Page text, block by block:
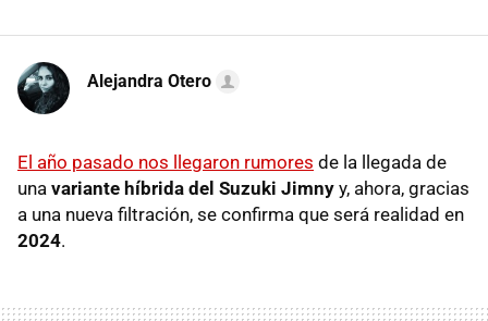
Alejandra Otero
El año pasado nos llegaron rumores de la llegada de
una variante híbrida del Suzuki Jimny y, ahora, gracias
a una nueva filtración, se confirma que será realidad en
2024.